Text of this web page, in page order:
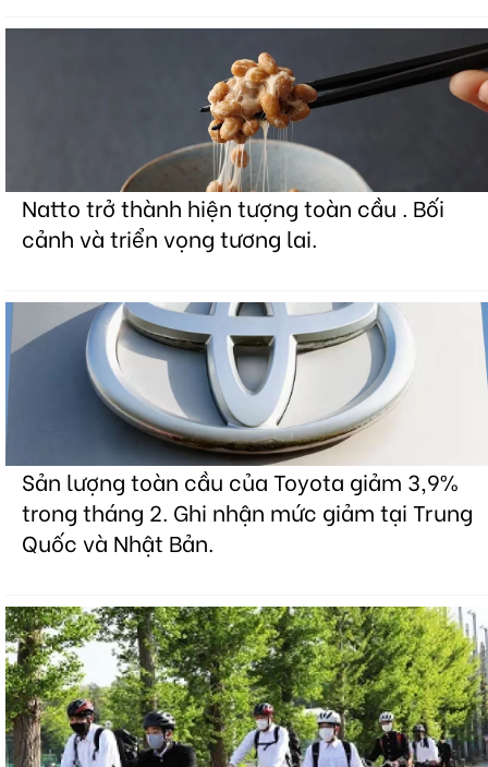
Natto trở thành hiện tượng toàn cầu . Bối
cảnh và triển vọng tương lai.
Sản lượng toàn cầu của Toyota giảm 3,9%
trong tháng 2. Ghi nhận mức giảm tại Trung
Quốc và Nhật Bản.